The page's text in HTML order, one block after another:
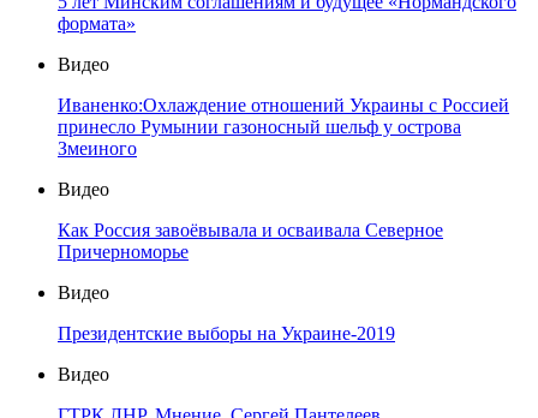
формата»
Видео
Иваненко:Охлаждение отношений Украины с Россией
принесло Румынии газоносный шельф у острова
Змеиного
Видео
Как Россия завоёвывала и осваивала Северное
Причерноморье
Видео
Президентские выборы на Украине-2019
Видео